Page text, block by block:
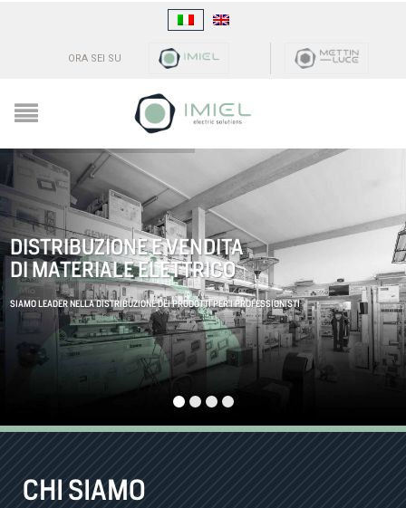
ORA SEI SU
DISTRIBUZIONE E VENDITA
DI MATERIALE ELETTRICO
SIAMO LEADER NELLA DISTRIBUZIONE DEI PRODOTTI PER I PROFESSIONISTI
CHI SIAMO